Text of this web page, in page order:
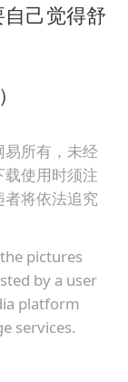
己觉得舒
易所有，未经
使用时须注
将依法追究
pictures
by a user
platform
services.